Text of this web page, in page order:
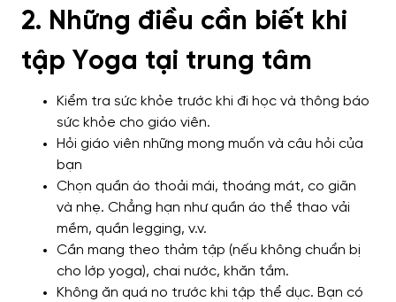
2. Những điều cần biết khi
tập Yoga tại trung tâm
Kiểm tra sức khỏe trước khi đi học và thông báo
sức khỏe cho giáo viên.
Hỏi giáo viên những mong muốn và câu hỏi của
bạn
Chọn quần áo thoải mái, thoáng mát, co giãn
và nhẹ. Chẳng hạn như quần áo thể thao vải
mềm, quần legging, v.v.
Cần mang theo thảm tập (nếu không chuẩn bị
cho lớp yoga), chai nước, khăn tắm.
Không ăn quá no trước khi tập thể dục. Bạn có